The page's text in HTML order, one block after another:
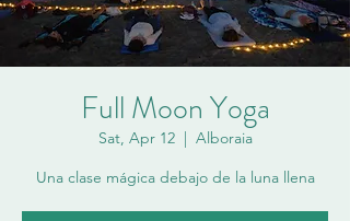
Full Moon Yoga
Sat, Apr 12
  |
Alboraia
Una clase mágica debajo de la luna llena